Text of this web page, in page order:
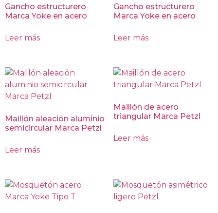
Gancho estructurero
Marca Yoke en acero
Leer más
Gancho estructurero
Marca Yoke en acero
Leer más
Maillón aleación aluminio
semicircular Marca Petzl
Leer más
Maillón de acero
triangular Marca Petzl
Leer más